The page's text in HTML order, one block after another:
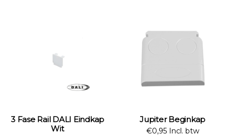
3 Fase Rail DALI Eindkap
Wit
Jupiter Beginkap
€0,95 Incl. btw